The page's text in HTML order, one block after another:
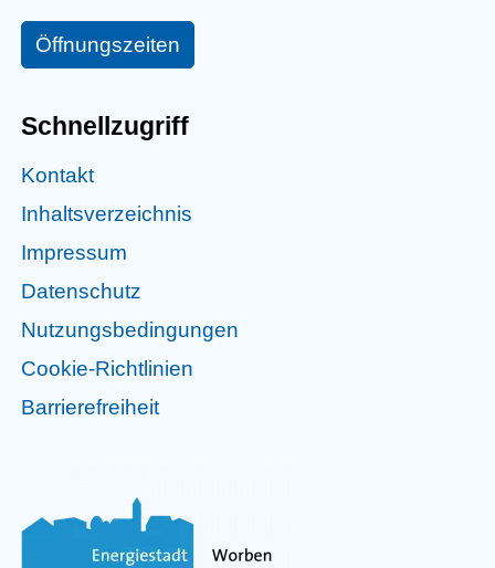
Öffnungszeiten
Schnellzugriff
Kontakt
Inhaltsverzeichnis
Impressum
Datenschutz
Nutzungsbedingungen
Cookie-Richtlinien
Barrierefreiheit